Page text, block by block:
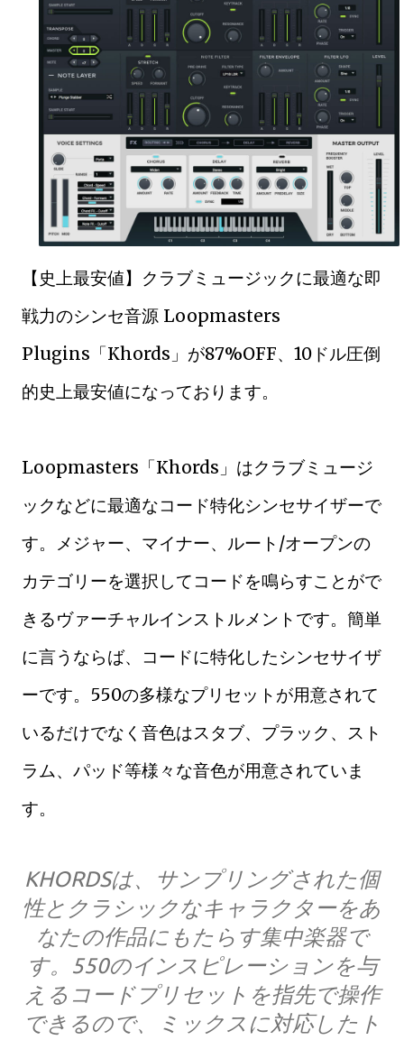
【史上最安値】クラブミュージックに最適な即
戦力のシンセ音源 Loopmasters
Plugins「Khords」が87%OFF、10ドル圧倒
的史上最安値になっております。
Loopmasters「Khords」はクラブミュージ
ックなどに最適なコード特化シンセサイザーで
す。メジャー、マイナー、ルート/オープンの
カテゴリーを選択してコードを鳴らすことがで
きるヴァーチャルインストルメントです。簡単
に言うならば、コードに特化したシンセサイザ
ーです。550の多様なプリセットが用意されて
いるだけでなく音色はスタブ、プラック、スト
ラム、パッド等様々な音色が用意されていま
す。
KHORDSは、サンプリングされた個
性とクラシックなキャラクターをあ
なたの作品にもたらす集中楽器で
す。550のインスピレーションを与
えるコードプリセットを指先で操作
できるので、ミックスに対応したト